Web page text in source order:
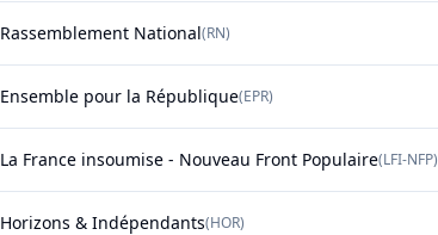
Rassemblement National(RN)
Ensemble pour la République(EPR)
La France insoumise - Nouveau Front Populaire(LFI-NFP)
Horizons & Indépendants(HOR)